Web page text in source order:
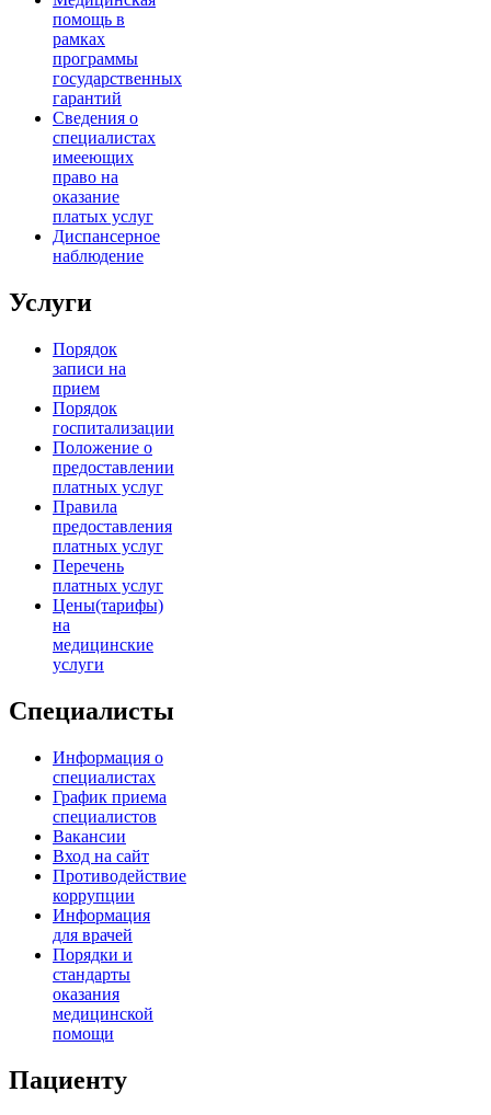
помощь в
рамках
программы
государственных
гарантий
Сведения о
специалистах
имееющих
право на
оказание
платых услуг
Диспансерное
наблюдение
Услуги
Порядок
записи на
прием
Порядок
госпитализации
Положение о
предоставлении
платных услуг
Правила
предоставления
платных услуг
Перечень
платных услуг
Цены(тарифы)
на
медицинские
услуги
Специалисты
Информация о
специалистах
График приема
специалистов
Вакансии
Вход на сайт
Противодействие
коррупции
Информация
для врачей
Порядки и
стандарты
оказания
медицинской
помощи
Пациенту